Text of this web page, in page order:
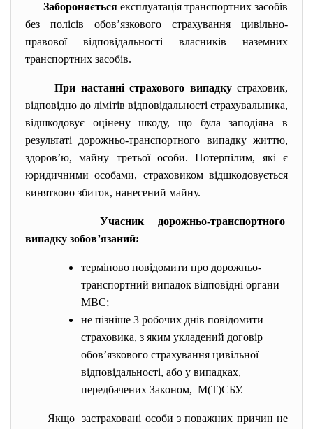
Забороняєтьсяексплуатація транспортних засобів
без полісів обов’язкового страхування цивільно-
правової відповідальності власників наземних
транспортних засобів.
При настанні страхового випадкустраховик,
відповідно до лімітів відповідальності страхувальника,
відшкодовує оцінену шкоду, що була заподіяна в
результаті дорожньо-транспортного випадку життю,
здоров’ю, майну третьої особи. Потерпілим, які є
юридичними особами, страховиком відшкодовується
винятково збиток, нанесений майну.
Учасник дорожньо-транспортного
випадку зобов’язаний:
терміново повідомити про дорожньо-
транспортний випадок відповідні органи
МВС;
не пізніше 3 робочих днів повідомити
страховика, з яким укладений договір
обов’язкового страхування цивільної
відповідальності, або у випадках,
передбачених Законом, М(Т)СБУ.
Якщо застраховані особи з поважних причин не